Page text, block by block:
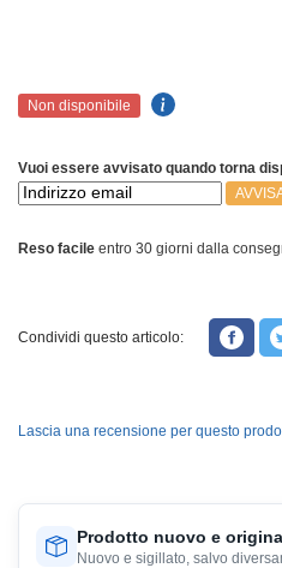
Non disponibile
Vuoi essere avvisato quando torna
Reso facile entro 30 giorni dalla
Condividi questo articolo:
Lascia una recensione per questo
Prodotto nuovo e
Nuovo e sigillato, salvo